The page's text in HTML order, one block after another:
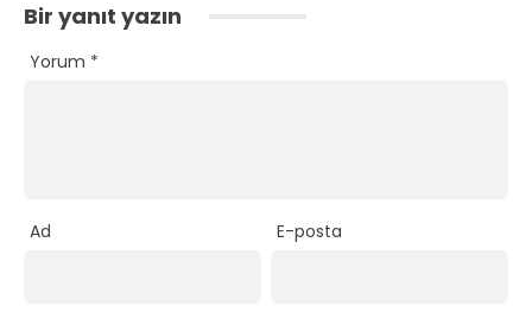
Bir yanıt yazın
Yorum *
Ad E-posta